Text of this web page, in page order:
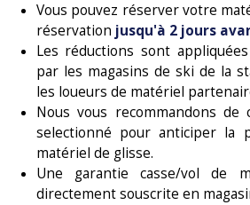
Vous pouvez réserver votre
réservation jusqu'à 2 jours
Les réductions sont
par les magasins de ski de la
les loueurs de matériel
Nous vous recommandons de
selectionné pour anticiper la
matériel de glisse.
Une garantie casse/vol de
directement souscrite en